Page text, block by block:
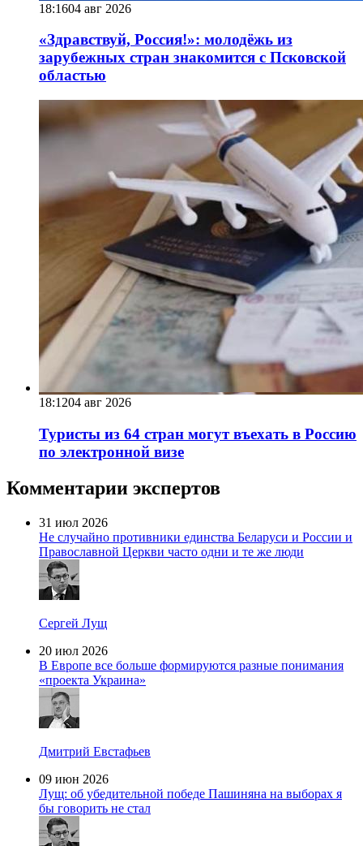
18:1604 авг 2026
«Здравствуй, Россия!»: молодёжь из
зарубежных стран знакомится с Псковской
областью
18:1204 авг 2026
Туристы из 64 стран могут въехать в Россию
по электронной визе
Комментарии экспертов
31 июл 2026
Не случайно противники единства Беларуси и России и
Православной Церкви часто одни и те же люди
Сергей Лущ
20 июл 2026
В Европе все больше формируются разные понимания
«проекта Украина»
Дмитрий Евстафьев
09 июн 2026
Лущ: об убедительной победе Пашиняна на выборах я
бы говорить не стал